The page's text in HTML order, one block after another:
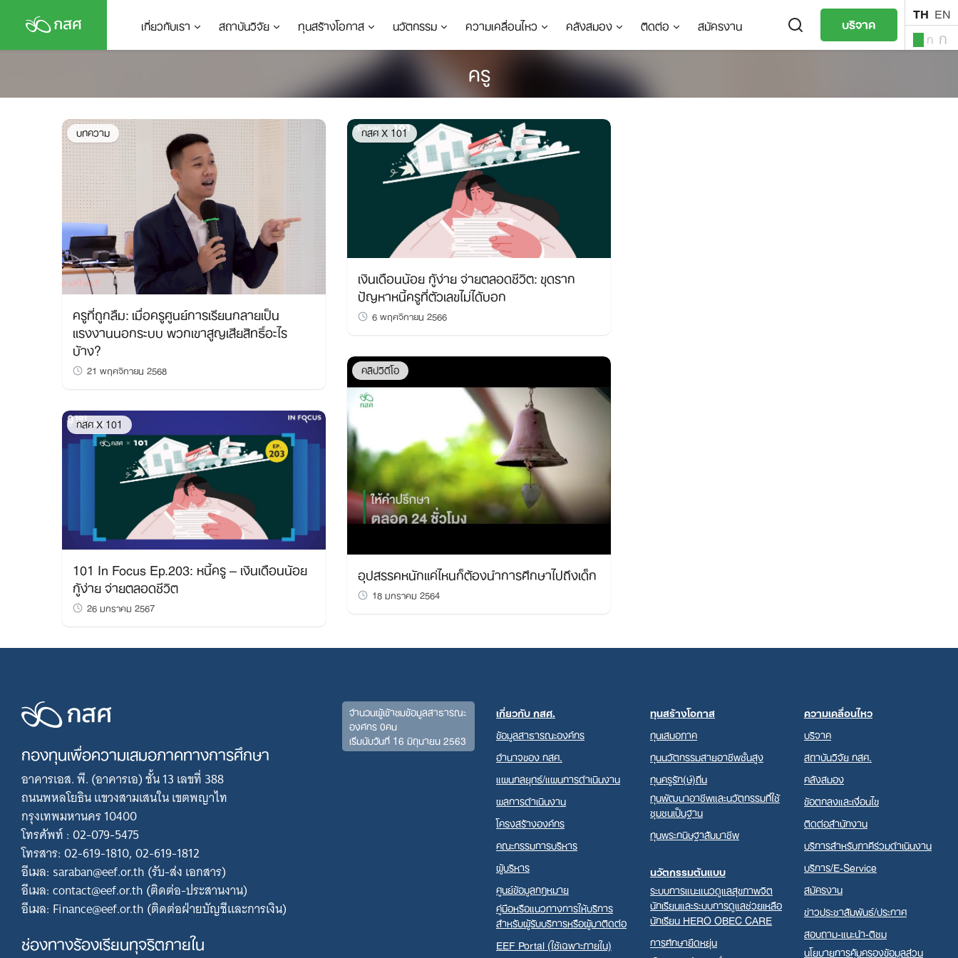
content
เกี่ยวกับเรา สถาบันวิจัย ทุนสร้างโอกาส นวัตกรรม ความเคลื่อนไหว คลังสมอง ติดต่อ สมัครงาน บริจาค TH EN
ก ก
ครู
บทความ
ครูที่ถูกลืม: เมื่อครูศูนย์การเรียนกลายเป็น
แรงงานนอกระบบ พวกเขาสูญเสียสิทธิ์อะไร
บ้าง?
21 พฤศจิกายน 2568
กสศ X 101
101 In Focus Ep.203: หนี้ครู – เงินเดือนน้อย
กู้ง่าย จ่ายตลอดชีวิต
26 มกราคม 2567
กสศ X 101
เงินเดือนน้อย กู้ง่าย จ่ายตลอดชีวิต: ขุดราก
ปัญหาหนี้ครูที่ตัวเลขไม่ได้บอก
6 พฤศจิกายน 2566
คลิปวิดีโอ
อุปสรรคหนักแค่ไหนก็ต้องนำการศึกษาไปถึงเด็ก
18 มกราคม 2564
กองทุนเพื่อความเสมอภาคทางการศึกษา
อาคารเอส. พี. (อาคารเอ) ชั้น 13 เลขที่ 388
ถนนพหลโยธิน แขวงสามเสนใน เขตพญาไท
กรุงเทพมหานคร 10400
โทรศัพท์ : 02-079-5475
โทรสาร: 02-619-1810, 02-619-1812
อีเมล: saraban@eef.or.th (รับ-ส่ง เอกสาร)
อีเมล: contact@eef.or.th (ติดต่อ-ประสานงาน)
อีเมล: Finance@eef.or.th (ติดต่อฝ่ายบัญชีและการเงิน)
ช่องทางร้องเรียนทุจริตภายใน
จำนวนผู้เข้าชมข้อมูลสาธารณะ
องค์กร 0คน
เริ่มนับวันที่ 16 มิถุนายน 2563
เกี่ยวกับ กสศ.
ข้อมูลสาธารณะองค์กร
อำนาจของ กสศ.
แผนกลยุทธ์/แผนการดำเนินงาน
ผลการดำเนินงาน
โครงสร้างองค์กร
คณะกรรมการบริหาร
ผู้บริหาร
ศูนย์ข้อมูลกฎหมาย
คู่มือหรือแนวทางการให้บริการ
สำหรับผู้รับบริการหรือผู้มาติดต่อ
EEF Portal (ใช้เฉพาะภายใน)
ทุนสร้างโอกาส
ทุนเสมอภาค
ทุนนวัตกรรมสายอาชีพชั้นสูง
ทุนครูรัก(ษ์)ถิ่น
ทุนพัฒนาอาชีพและนวัตกรรมที่ใช้
ชุมชนเป็นฐาน
ทุนพระกนิษฐาสัมมาชีพ
นวัตกรรมต้นแบบ
ระบบการแนะแนวดูแลสุขภาพจิต
นักเรียนและระบบการดูแลช่วยเหลือ
นักเรียน HERO OBEC CARE
การศึกษายืดหยุ่น
ความเคลื่อนไหว
บริจาค
สถาบันวิจัย กสศ.
คลังสมอง
ข้อตกลงและเงื่อนไข
ติดต่อสำนักงาน
บริการสำหรับภาคีร่วมดำเนินงาน
บริการ/E-Service
สมัครงาน
ข่าวประชาสัมพันธ์/ประกาศ
สอบถาม-แนะนำ-ติชม
นโยบายการคุ้มครองข้อมูลส่วน